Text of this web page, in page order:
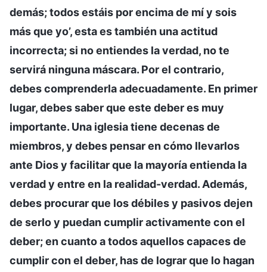
demás; todos estáis por encima de mí y sois
más que yo’, esta es también una actitud
incorrecta; si no entiendes la verdad, no te
servirá ninguna máscara. Por el contrario,
debes comprenderla adecuadamente. En primer
lugar, debes saber que este deber es muy
importante. Una iglesia tiene decenas de
miembros, y debes pensar en cómo llevarlos
ante Dios y facilitar que la mayoría entienda la
verdad y entre en la realidad-verdad. Además,
debes procurar que los débiles y pasivos dejen
de serlo y puedan cumplir activamente con el
deber; en cuanto a todos aquellos capaces de
cumplir con el deber, has de lograr que lo hagan